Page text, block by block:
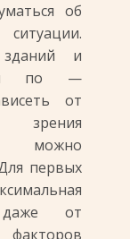
об
и
по —
от
зрения
можно
первых
даже от